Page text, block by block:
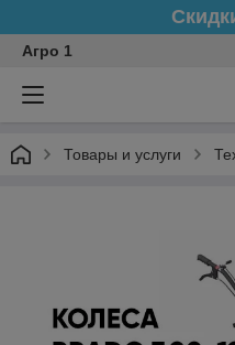
Агро 1
Товары и услуги